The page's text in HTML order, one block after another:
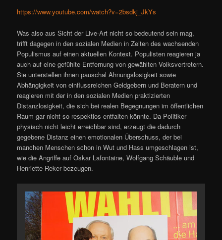
https://www.youtube.com/watch?v=2bsdkj_JkYs
Was also aus Sicht der Live-Art nicht so bedeutend sein mag,
trifft dagegen in den sozialen Medien in Zeiten des wachsenden
Populismus auf einen aktuellen Kontext. Populisten reagieren ja
auch auf eine gefühlte Entfernung von gewählten Volksvertretern.
Sie unterstellen ihnen pauschal Ahnungslosigkeit sowie
Abhängigkeit von einflussreichen Geldgebern und Beratern und
reagieren mit der in den sozialen Medien praktizierten
Distanzlosigkeit, die sich bei realen Begegnungen im öffentlichen
Raum gar nicht so respektlos entfalten könnte. Da Politiker
physisch nicht leicht erreichbar sind, erzeugt die dadurch
gegebene Distanz einen emotionalen Überschuss, der bei
manchen Menschen schon in Wut und Hass umgeschlagen ist,
wie die Angriffe auf Oskar Lafontaine, Wolfgang Schäuble und
Henriette Reker bezeugen.